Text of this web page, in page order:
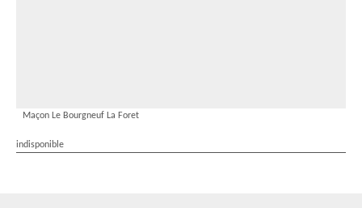
Maçon Le Bourgneuf La Foret
indisponible